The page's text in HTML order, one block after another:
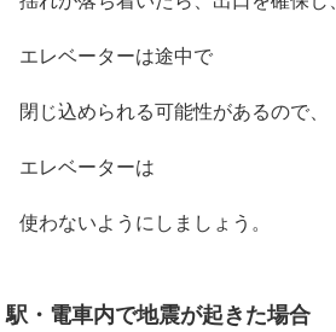
エレベーターは途中で
閉じ込められる可能性があるので、
エレベーターは
使わないようにしましょう。
駅・電車内で地震が起きた場合